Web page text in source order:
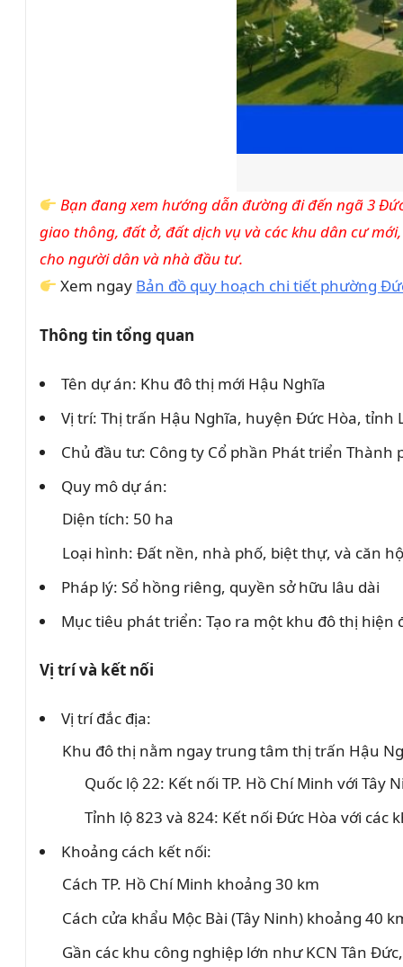
Bạn đang xem hướng dẫn đường đi đến ngã 3
giao thông, đất ở, đất dịch vụ và các khu dân cư
cho người dân và nhà đầu tư.
Xem ngay Bản đồ quy hoạch chi tiết phường
Thông tin tổng quan
Tên dự án: Khu đô thị mới Hậu Nghĩa
Vị trí: Thị trấn Hậu Nghĩa, huyện Đức Hòa, tỉnh
Chủ đầu tư: Công ty Cổ phần Phát triển Thành
Quy mô dự án:
Diện tích: 50 ha
Loại hình: Đất nền, nhà phố, biệt thự, và căn hộ
Pháp lý: Sổ hồng riêng, quyền sở hữu lâu dài
Mục tiêu phát triển: Tạo ra một khu đô thị hiện
Vị trí và kết nối
Vị trí đắc địa:
Khu đô thị nằm ngay trung tâm thị trấn Hậu
Quốc lộ 22: Kết nối TP. Hồ Chí Minh với Tây
Tỉnh lộ 823 và 824: Kết nối Đức Hòa với các
Khoảng cách kết nối:
Cách TP. Hồ Chí Minh khoảng 30 km
Cách cửa khẩu Mộc Bài (Tây Ninh) khoảng 40
Gần các khu công nghiệp lớn như KCN Tân